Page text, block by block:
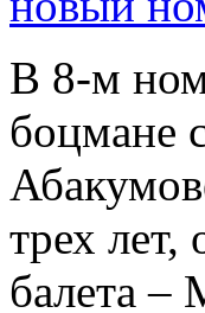
В 8-м
боцмане
трех
балета –